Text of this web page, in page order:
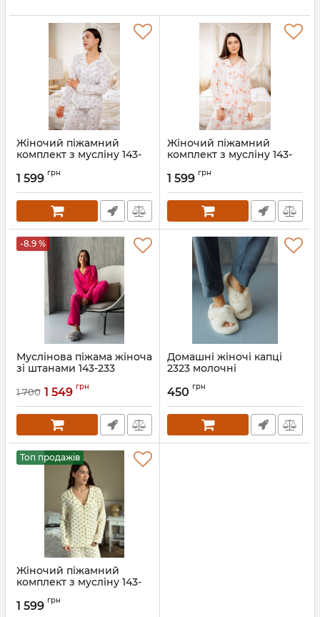
Жіночий піжамний
комплект з мусліну 143-
Артикул:
1 599 грн
Жіночий піжамний
комплект з мусліну 143-
1 599 грн
-8.9 %
Муслінова піжама жіноча
зі штанами 143-233
Артикул: 143-233-malina-S
1 700 1 549 грн
Домашні жіночі капці
2323 молочні
450 грн
Топ продажів
Жіночий піжамний
комплект з мусліну 143-
Артикул:
1 599 грн